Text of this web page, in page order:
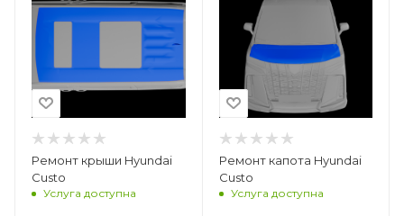
Ремонт крыши Hyundai
Custo
Услуга доступна
Ремонт капота Hyundai
Custo
Услуга доступна